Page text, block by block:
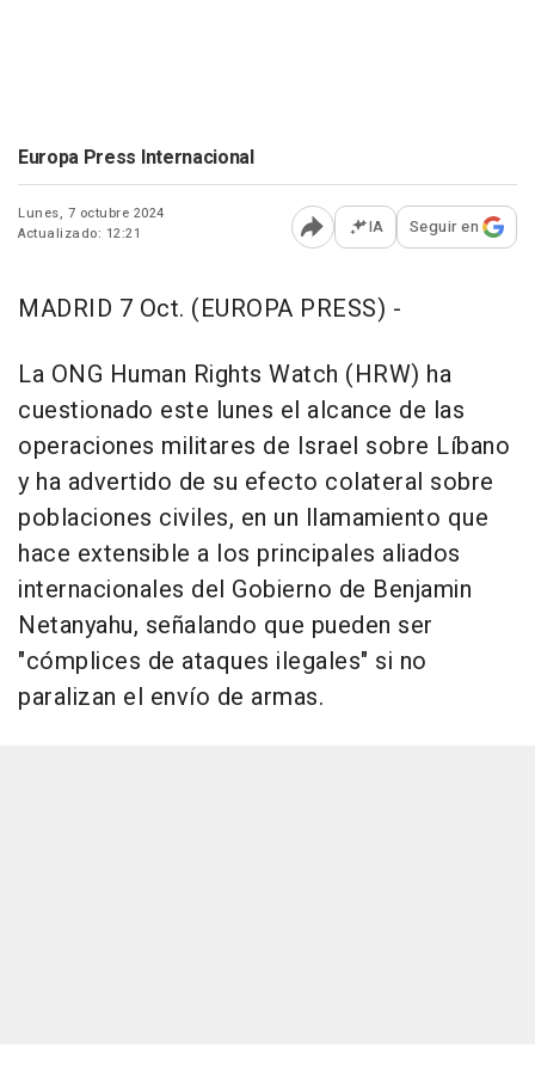
Europa Press Internacional
Lunes, 7 octubre 2024
Actualizado: 12:21
Abrir opciones para
IA Seguir en
MADRID 7 Oct. (EUROPA PRESS) -
La ONG Human Rights Watch (HRW) ha
cuestionado este lunes el alcance de las
operaciones militares de Israel sobre Líbano
y ha advertido de su efecto colateral sobre
poblaciones civiles, en un llamamiento que
hace extensible a los principales aliados
internacionales del Gobierno de Benjamin
Netanyahu, señalando que pueden ser
"cómplices de ataques ilegales" si no
paralizan el envío de armas.